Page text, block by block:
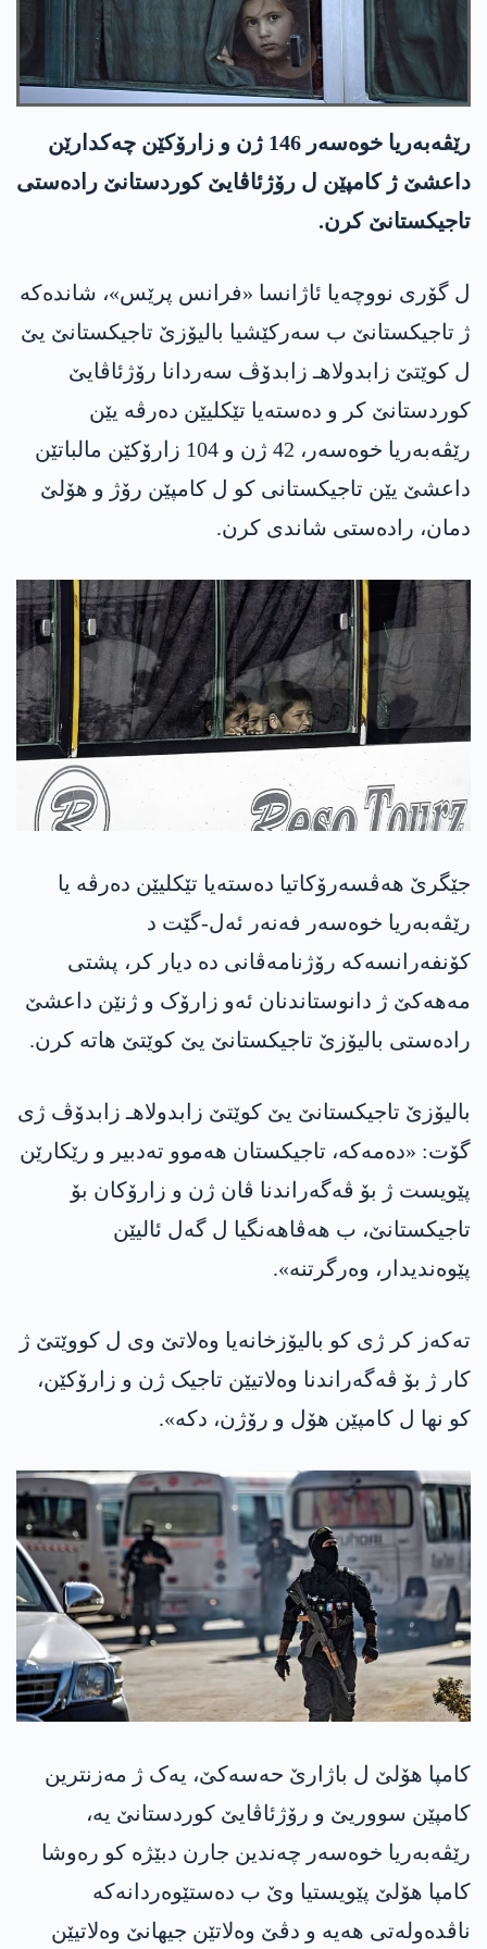
رێڤەبەریا خوەسەر 146 ژن و زارۆکێن چەکدارێن
داعشێ ژ کامپێن ل رۆژئاڤایێ کوردستانێ رادەستی
تاجيکستانێ کرن.
ل گۆری نووچەیا ئاژانسا «فرانس پرێس»، شاندەکە
ژ تاجیکستانێ ب سەرکێشیا بالیۆزێ تاجیکستانێ یێ
ل کوێتێ زابدولاهـ زابدۆڤ سەردانا رۆژئاڤایێ
کوردستانێ کر و دەستەیا تێکلیێن دەرڤە یێن
رێڤەبەریا خوەسەر، 42 ژن و 104 زارۆکێن مالباتێن
داعشێ یێن تاجیکستانی کو ل کامپێن رۆژ و هۆلێ
دمان، رادەستی شاندی کرن.
جێگرێ هەڤسەرۆکاتیا دەستەیا تێکلیێن دەرڤە یا
رێڤەبەریا خوەسەر فەنەر ئەل-گێت د
کۆنفەرانسەکە رۆژنامەڤانی دە دیار کر، پشتی
مەهەکێ ژ دانوستاندنان ئەو زارۆک و ژنێن داعشێ
رادەستی بالیۆزێ تاجیکستانێ یێ کوێتێ هاتە کرن.
بالیۆزێ تاجیکستانێ یێ کوێتێ زابدولاهـ زابدۆڤ ژی
گۆت: «دەمەکە، تاجیکستان هەموو تەدبیر و رێکارێن
پێویست ژ بۆ ڤەگەراندنا ڤان ژن و زارۆکان بۆ
تاجیکستانێ، ب هەڤاهەنگیا ل گەل ئالیێن
پێوەندیدار، وەرگرتنە».
تەکەز کر ژی کو بالیۆزخانەیا وەلاتێ وی ل کووێتێ ژ
کار ژ بۆ ڤەگەراندنا وەلاتیێن تاجیک ژن و زارۆکێن،
کو نها ل کامپێن هۆل و رۆژن، دکە».
کامپا هۆلێ ل باژارێ حەسەکێ، یەک ژ مەزنترین
کامپێن سووریێ و رۆژئاڤایێ کوردستانێ یە،
رێڤەبەریا خوەسەر چەندین جارن دبێژە کو رەوشا
کامپا هۆلێ پێویستیا وێ ب دەستێوەردانەکە
ناڤدەولەتی هەیە و دڤێ وەلاتێن جیهانێ وەلاتیێن